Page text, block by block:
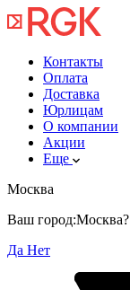
Контакты
Оплата
Доставка
Юрлицам
О компании
Акции
Еще
Москва
Ваш город:Москва?
Да Нет